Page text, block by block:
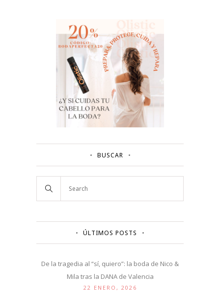
BUSCAR
ÚLTIMOS POSTS
De la tragedia al “sí, quiero”: la boda de Nico &
Mila tras la DANA de Valencia
22 ENERO, 2026